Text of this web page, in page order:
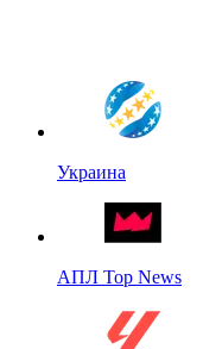
Украина
АПЛ Top News